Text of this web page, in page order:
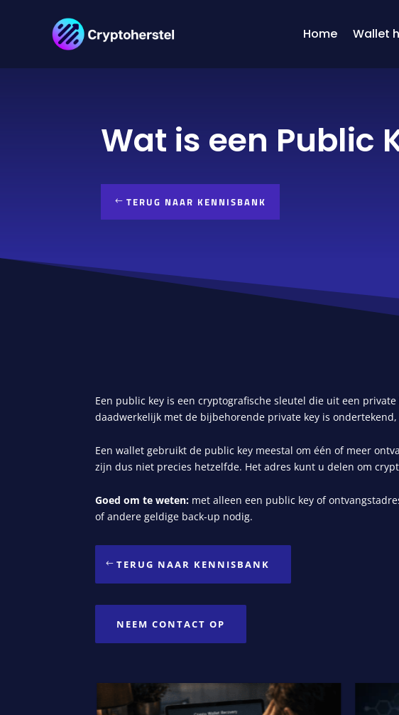
Home Wallet
Wat is een Public
TERUG NAAR KENNISBANK
Een public key is een cryptografische sleutel die uit een private
daadwerkelijk met de bijbehorende private key is
Een wallet gebruikt de public key meestal om één of meer
zijn dus niet precies hetzelfde. Het adres kunt u delen om
Goed om te weten: met alleen een public key of
of andere geldige back-up nodig.
TERUG NAAR KENNISBANK
NEEM CONTACT OP